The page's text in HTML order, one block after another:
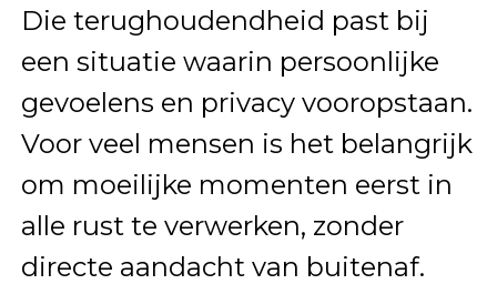
Die terughoudendheid past bij
een situatie waarin persoonlijke
gevoelens en privacy vooropstaan.
Voor veel mensen is het belangrijk
om moeilijke momenten eerst in
alle rust te verwerken, zonder
directe aandacht van buitenaf.